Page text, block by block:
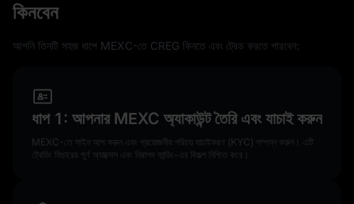
কিনবেন
আপনি তিনটি সহজ ধাপে MEXC-তে CREG কিনতে এবং ট্রেড করতে পারবেন:
ধাপ 1: আপনার MEXC অ্যাকাউন্ট তৈরি এবং যাচাই করুন
MEXC-তে সাইন আপ করুন এবং প্রয়োজনীয় পরিচয় যাচাইকরণ (KYC) সম্পন্ন করুন। এটি
ট্রেডিং ফিচারের পূর্ণ অ্যাক্সেস এবং নিরাপদ ফান্ডিং-এর বিকল্প নিশ্চিত করে।